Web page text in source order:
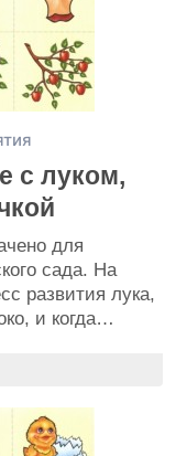
с луком,
для
сада. На
развития лука,
и когда…